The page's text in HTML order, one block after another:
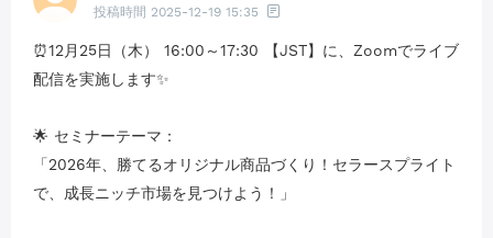
投稿時間 2025-12-19 15:35
⏰12月25日（木） 16:00～17:30 【JST】に、Zoomでライブ
配信を実施します✨
🌟 セミナーテーマ：
「2026年、勝てるオリジナル商品づくり！セラースプライト
で、成長ニッチ市場を見つけよう！」